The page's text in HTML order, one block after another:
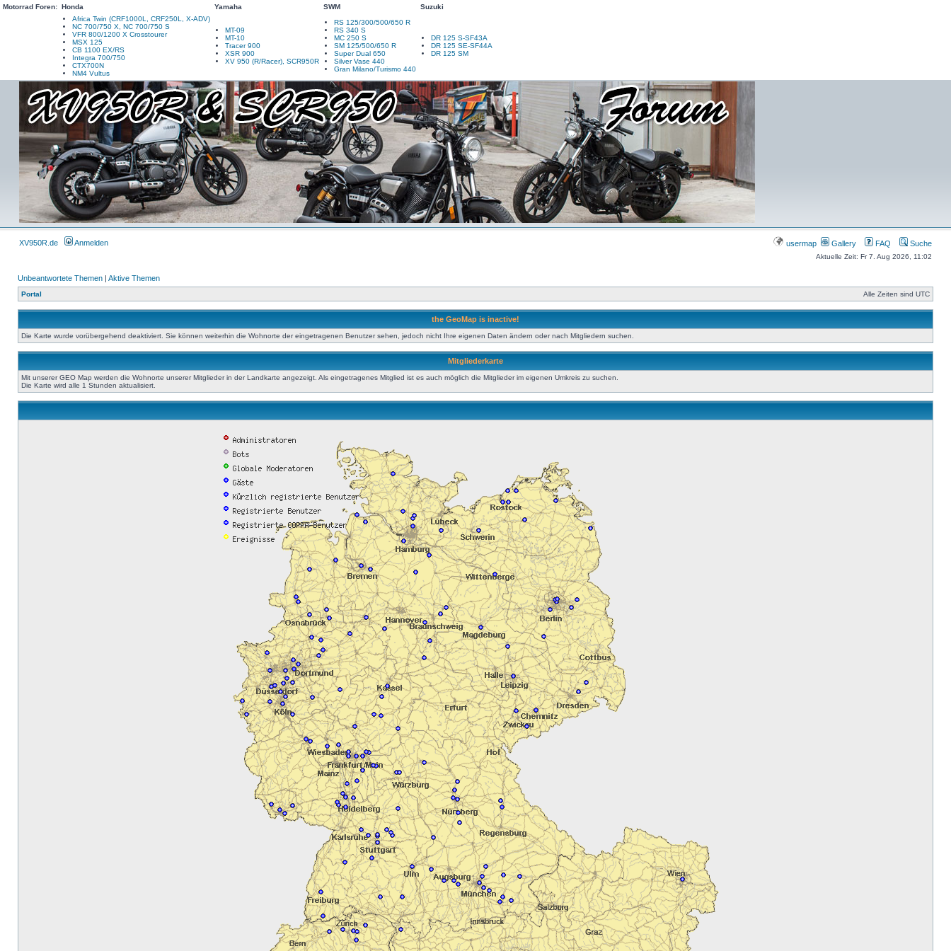
Motorrad Foren: Honda Yamaha SWM
Suzuki
Africa Twin (CRF1000L, CRF250L, X-ADV)
NC 700/750 X, NC 700/750 S
VFR 800/1200 X Crosstourer
MSX 125
CB 1100 EX/RS
Integra 700/750
CTX700N
NM4 Vultus
MT-09
MT-10
Tracer 900
XSR 900
XV 950 (R/Racer), SCR950R
RS 125/300/500/650 R
RS 340 S
MC 250 S
SM 125/500/650 R
Super Dual 650
Silver Vase 440
Gran Milano/Turismo 440
DR 125 S-SF43A
DR 125 SE-SF44A
DR 125 SM
XV950R.de Anmelden usermap Gallery FAQ Suche
Aktuelle Zeit: Fr 7. Aug 2026, 11:02
Unbeantwortete Themen | Aktive Themen
Portal Alle Zeiten sind UTC
the GeoMap is inactive!
Die Karte wurde vorübergehend deaktiviert. Sie können weiterhin die Wohnorte der eingetragenen Benutzer sehen, jedoch nicht Ihre eigenen Daten ändern oder nach Mitgliedern suchen.
Mitgliederkarte
Mit unserer GEO Map werden die Wohnorte unserer Mitglieder in der Landkarte angezeigt. Als eingetragenes Mitglied ist es auch möglich die Mitglieder im eigenen Umkreis zu suchen.
Die Karte wird alle 1 Stunden aktualisiert.